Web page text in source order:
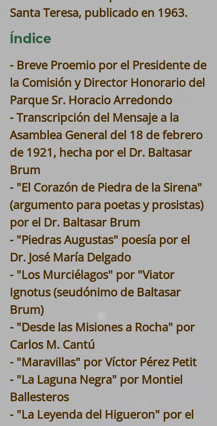
Santa Teresa, publicado en 1963.
Índice
- Breve Proemio por el Presidente de
la Comisión y Director Honorario del
Parque Sr. Horacio Arredondo
- Transcripción del Mensaje a la
Asamblea General del 18 de febrero
de 1921, hecha por el Dr. Baltasar
Brum
- "El Corazón de Piedra de la Sirena"
(argumento para poetas y prosistas)
por el Dr. Baltasar Brum
- "Piedras Augustas" poesía por el
Dr. José María Delgado
- "Los Murciélagos" por "Viator
Ignotus (seudónimo de Baltasar
Brum)
- "Desde las Misiones a Rocha" por
Carlos M. Cantú
- "Maravillas" por Víctor Pérez Petit
- "La Laguna Negra" por Montiel
Ballesteros
- "La Leyenda del Higueron" por el